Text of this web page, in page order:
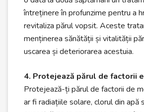
întreținere în profunzime pentru a
revitaliza părul vopsit. Aceste
menținerea sănătății și vitalității
uscarea și deteriorarea acestuia.
4. Protejează părul de factorii
Protejează-ți părul de factorii de
ar fi radiațiile solare, clorul din apă